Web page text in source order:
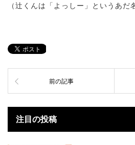
（辻くんは「よっしー」というあだ
前の記事
注目の投稿